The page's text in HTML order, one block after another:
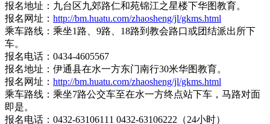
报名地址：九台区九郊路仁和苑锦江之星楼下华图教育。
报名网址： http://bm.huatu.com/zhaosheng/jl/gkms.html
乘车路线：乘坐1路、9路、18路到教会路口或团结派出所下
车。
报名电话：0434-4605567
报名地址：伊通县在水一方东门南行30米华图教育。
报名网址： http://bm.huatu.com/zhaosheng/jl/gkms.html
乘车路线：乘坐7路公交车至在水一方终点站下车，马路对面
即是。
报名电话：0432-63106111 0432-63106222（24小时）